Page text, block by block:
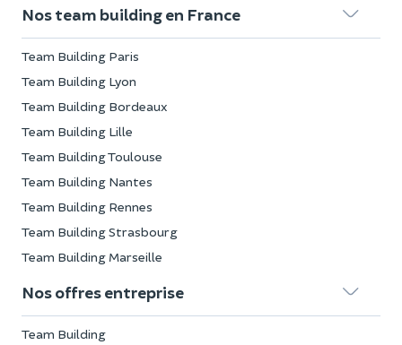
Nos team building en France
Team Building Paris
Team Building Lyon
Team Building Bordeaux
Team Building Lille
Team Building Toulouse
Team Building Nantes
Team Building Rennes
Team Building Strasbourg
Team Building Marseille
Nos offres entreprise
Team Building